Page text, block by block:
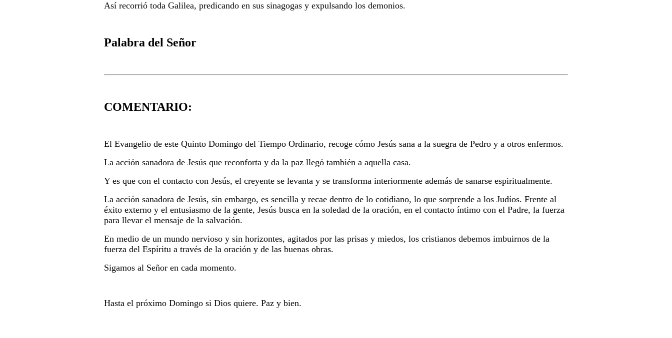
Así recorrió toda Galilea, predicando en sus sinagogas y expulsando los demonios.
Palabra del Señor
COMENTARIO:
El Evangelio de este Quinto Domingo del Tiempo Ordinario, recoge cómo Jesús sana a la suegra de Pedro y a otros enfermos.
La acción sanadora de Jesús que reconforta y da la paz llegó también a aquella casa.
Y es que con el contacto con Jesús, el creyente se levanta y se transforma interiormente además de sanarse espiritualmente.
La acción sanadora de Jesús, sin embargo, es sencilla y recae dentro de lo cotidiano, lo que sorprende a los Judíos. Frente al
éxito externo y el entusiasmo de la gente, Jesús busca en la soledad de la oración, en el contacto íntimo con el Padre, la fuerza
para llevar el mensaje de la salvación.
En medio de un mundo nervioso y sin horizontes, agitados por las prisas y miedos, los cristianos debemos imbuirnos de la
fuerza del Espíritu a través de la oración y de las buenas obras.
Sigamos al Señor en cada momento.
Hasta el próximo Domingo si Dios quiere. Paz y bien.